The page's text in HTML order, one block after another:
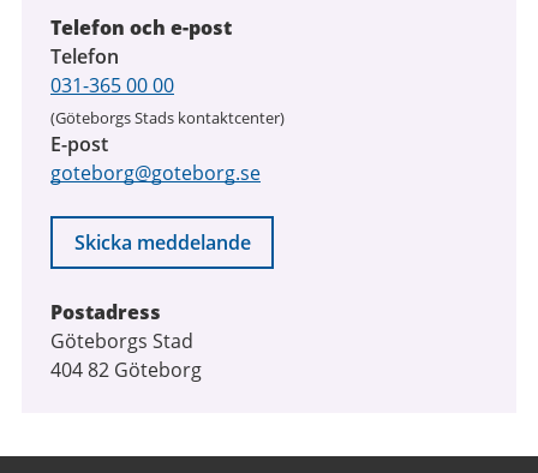
Telefon och e-post
Telefon
031-365 00 00
(Göteborgs Stads kontaktcenter)
E-post
goteborg@goteborg.se
Skicka meddelande
Postadress
Göteborgs Stad
404 82 Göteborg